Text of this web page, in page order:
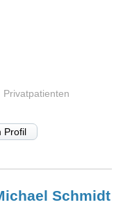
Privatpatienten
Profil
Schmidt